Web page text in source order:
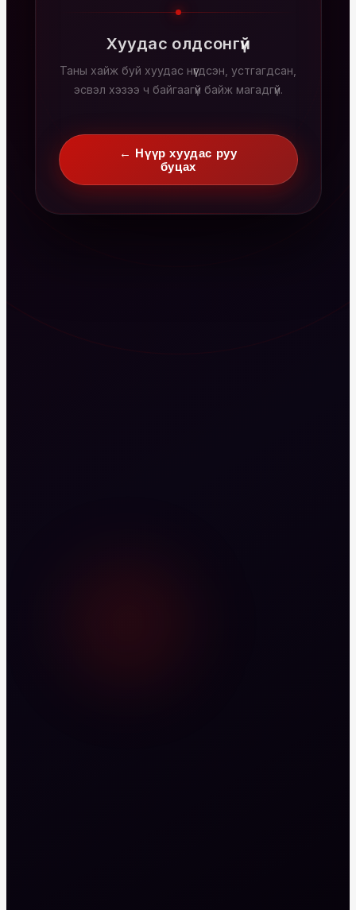
Хуудас олдсонгүй
Таны хайж буй хуудас нүүгдсэн, устгагдсан,
эсвэл хэзээ ч байгаагүй байж магадгүй.
← Нүүр хуудас руу
буцах